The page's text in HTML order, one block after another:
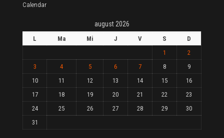
Calendar
august 2026
L Ma Mi J V S
D
1
2
3
4 5 6 7 8
9
10
11 12 13 14 15
16
17
18 19 20 21 22
23
24
25 26 27 28 29
30
31